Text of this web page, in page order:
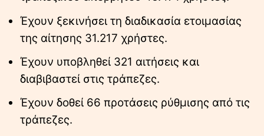
Έχουν ξεκινήσει τη διαδικασία ετοιμασίας
της αίτησης 31.217 χρήστες.
Έχουν υποβληθεί 321 αιτήσεις και
διαβιβαστεί στις τράπεζες.
Έχουν δοθεί 66 προτάσεις ρύθμισης από τις
τράπεζες.